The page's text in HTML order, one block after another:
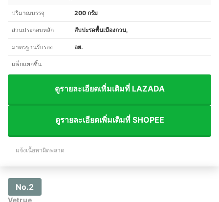
ปริมาณบรรจุ 200 กรัม
ส่วนประกอบหลัก สับปะรดพื้นเมืองกวน,
มาตรฐานรับรอง อย.
แพ็กแยกชิ้น
ดูรายละเอียดเพิ่มเติมที่ LAZADA
ดูรายละเอียดเพิ่มเติมที่ SHOPEE
แจ้งเนื้อหาผิดพลาด
No.2
Vetrue